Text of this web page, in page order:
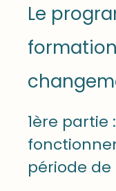
Le
1ère partie
période